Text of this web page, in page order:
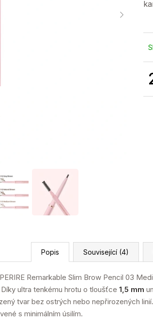
Popis Související (4)
Remarkable Slim Brow Pencil 03
ultra tenkému hrotu o tloušťce 1,5 mm
tvar bez ostrých nebo nepřirozených
s minimálním úsilím.